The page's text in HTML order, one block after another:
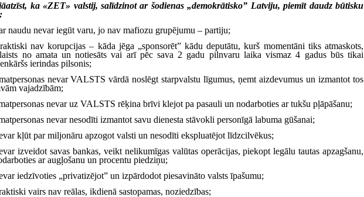
ka «ZET» valstij, salīdzinot ar šodienas „demokrātisko” Latviju, piemīt daudz būtisku
naudu nevar iegūt varu, jo nav mafiozu grupējumu – partiju;
nav korupcijas – kāda jēga „sponsorēt” kādu deputātu, kurš momentāni tiks atmaskots,
no amata un notiesāts vai arī pēc sava 2 gadu pilnvaru laika vismaz 4 gadus būs tikai
ierindas pilsonis;
nevar VALSTS vārdā noslēgt starpvalstu līgumus, ņemt aizdevumus un izmantot tos
vajadzībām;
nevar uz VALSTS rēķina brīvi klejot pa pasauli un nodarboties ar tukšu pļāpāšanu;
nevar nesodīti izmantot savu dienesta stāvokli personīgā labuma gūšanai;
kļūt par miljonāru apzogot valsti un nesodīti ekspluatējot līdzcilvēkus;
izveidot savas bankas, veikt nelikumīgas valūtas operācijas, piekopt legālu tautas apzagšanu,
ar augļošanu un procentu piedziņu;
iedzīvoties „privatizējot” un izpārdodot piesavināto valsts īpašumu;
vairs nav reālas, ikdienā sastopamas, noziedzības;